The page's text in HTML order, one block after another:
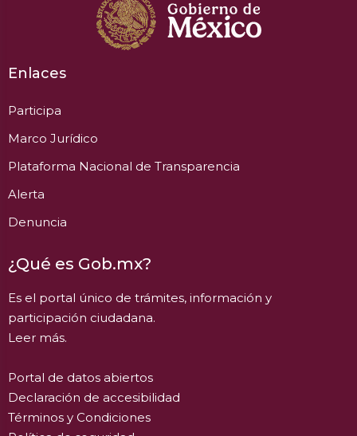
Enlaces
Participa
Marco Jurídico
Plataforma Nacional de Transparencia
Alerta
Denuncia
¿Qué es Gob.mx?
Es el portal único de trámites, información y
participación ciudadana.
Leer más.
Portal de datos abiertos
Declaración de accesibilidad
Términos y Condiciones